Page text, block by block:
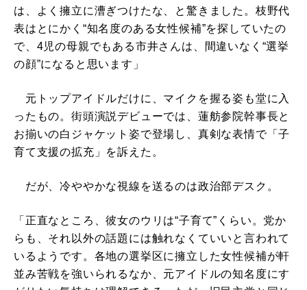
は、よく擁立に漕ぎつけたな、と驚きました。枝野代
表はとにかく“知名度のある女性候補”を探していたの
で、4児の母親でもある市井さんは、間違いなく“選挙
の顔”になると思います」
元トップアイドルだけに、マイクを握る姿も堂に入
ったもの。街頭演説デビューでは、蓮舫参院幹事長と
お揃いの白ジャケット姿で登場し、真剣な表情で「子
育て支援の拡充」を訴えた。
だが、冷ややかな視線を送るのは政治部デスク。
「正直なところ、彼女のウリは“子育て”くらい。党か
らも、それ以外の話題には触れなくていいと言われて
いるようです。各地の選挙区に擁立した女性候補が軒
並み苦戦を強いられるなか、元アイドルの知名度にす